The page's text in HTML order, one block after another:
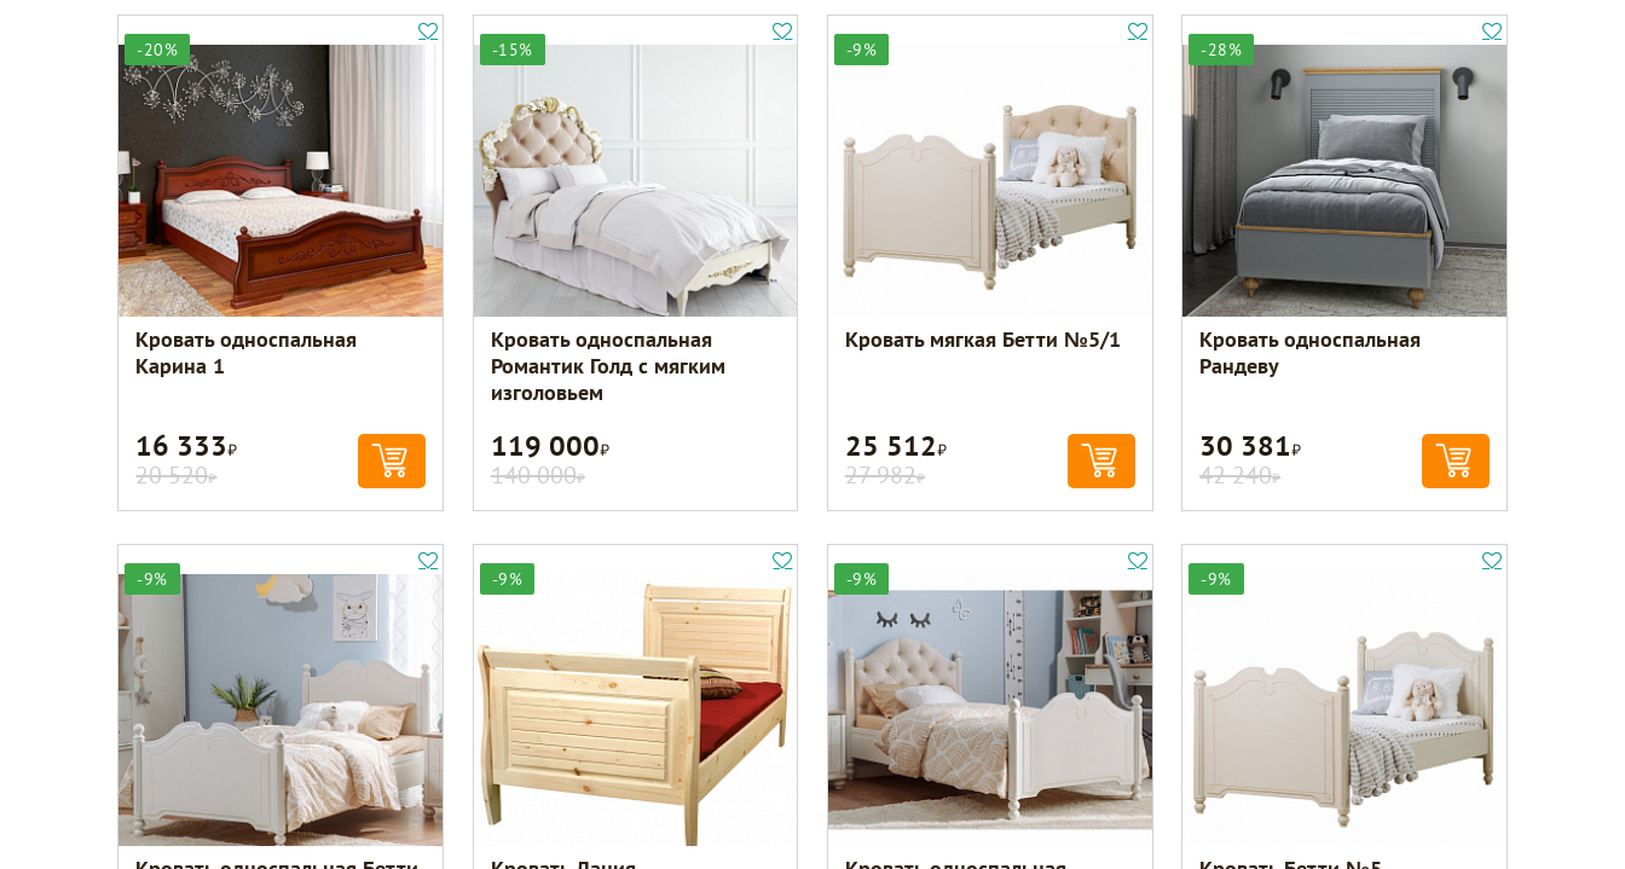
-20%
Кровать односпальная
Карина 1
16 333Р
20 520Р
-15%
Кровать односпальная
Романтик Голд с мягким
изголовьем
119 000Р
140 000Р
-9%
Кровать мягкая Бетти №5/1
25 512Р
27 982Р
-28%
Кровать односпальная
Рандеву
30 381Р
42 240Р
-9% -9% -9% -9%